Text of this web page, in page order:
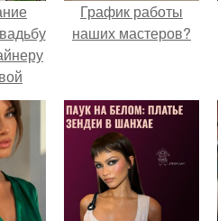
График работы
наших мастеров?